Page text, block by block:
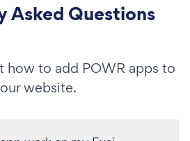
Asked Questions
how to add POWR apps to
website.